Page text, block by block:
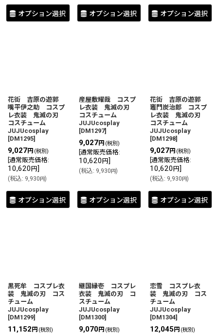
オプション選択 オプション選択 オプション選択
花街 吉原の遊郭
嘴平伊之助 コスプ
レ衣装 鬼滅の刃
コスチューム
JUJUcosplay
[DM1295]
9,027円 (税別)
通常販売価格:
10,620 円]
(税込: 9,930円)
オプション選択
産屋敷耀哉 コスプ
レ衣装 鬼滅の刃
コスチューム
JUJUcosplay
[DM1297]
9,027円 (税別)
通常販売価格:
10,620 円]
(税込: 9,930円)
オプション選択
花街 吉原の遊郭
竈門炭治郎 コスプ
レ衣装 鬼滅の刃
コスチューム
JUJUcosplay
[DM1298]
9,027円 (税別)
通常販売価格:
10,620 円]
(税込: 9,930円)
オプション選択
黒死牟 コスプレ衣
装 鬼滅の刃 コス
チューム
JUJUcosplay
[DM1299]
11,152 円 (税別)
継国縁壱 コスプレ
衣装 鬼滅の刃 コ
スチューム
JUJUcosplay
[DM1300]
9,070円 (税別)
恋雪 コスプレ衣
装 鬼滅の刃 コス
チューム
JUJUcosplay
[DM1304]
12,045 円 (税別)